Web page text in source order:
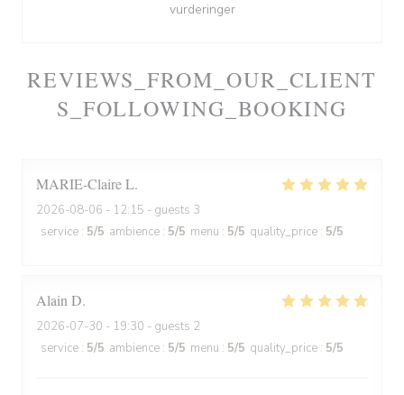
REVIEWS_FROM_OUR_CLIENT
S_FOLLOWING_BOOKING
MARIE-ClaireL
2026-08-06 - 12:15 - guests 3
service : 5/5 ambience : 5/5 menu : 5/5 quality_price : 5/5
Alain D
2026-07-30 - 19:30 - guests 2
service : 5/5 ambience : 5/5 menu : 5/5 quality_price : 5/5
vurderinger